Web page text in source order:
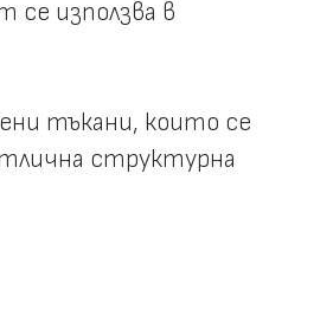
използва в
тъкани, които се
структурна